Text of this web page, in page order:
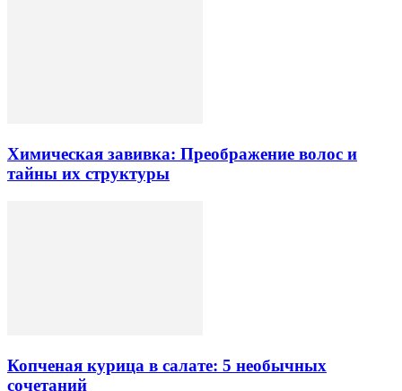
Химическая завивка: Преображение волос и
тайны их структуры
Копченая курица в салате: 5 необычных
сочетаний